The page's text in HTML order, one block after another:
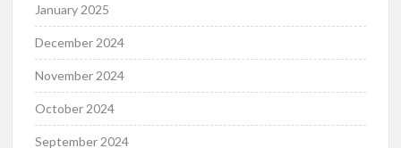
January 2025
December 2024
November 2024
October 2024
September 2024